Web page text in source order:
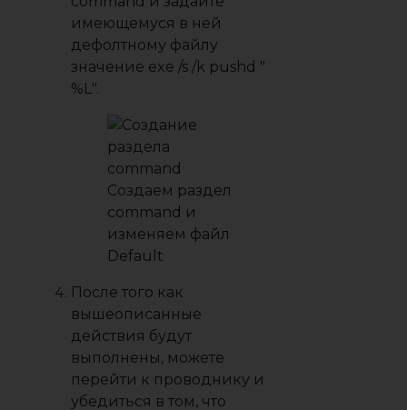
имеющемуся в ней
дефолтному файлу
значение exe /s /k pushd ″
%L″.
Создаем раздел
command и
изменяем файл
Default
После того как
вышеописанные
действия будут
выполнены, можете
перейти к проводнику и
убедиться в том, что